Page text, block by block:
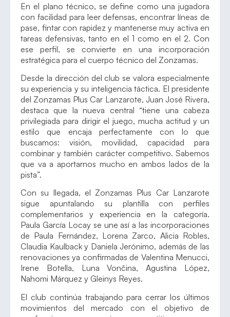
En el plano técnico, se define como una jugadora
con facilidad para leer defensas, encontrar líneas de
pase, fintar con rapidez y mantenerse muy activa en
tareas defensivas, tanto en el 1 como en el 2. Con
ese perfil, se convierte en una incorporación
estratégica para el cuerpo técnico del Zonzamas.
Desde la dirección del club se valora especialmente
su experiencia y su inteligencia táctica. El presidente
del Zonzamas Plus Car Lanzarote, Juan José Rivera,
destaca que la nueva central “tiene una cabeza
privilegiada para dirigir el juego, mucha actitud y un
estilo que encaja perfectamente con lo que
buscamos: visión, movilidad, capacidad para
combinar y también carácter competitivo. Sabemos
que va a aportarnos mucho en ambos lados de la
pista”.
Con su llegada, el Zonzamas Plus Car Lanzarote
sigue apuntalando su plantilla con perfiles
complementarios y experiencia en la categoría.
Paula García Locay se une así a las incorporaciones
de Paula Fernández, Lorena Zarco, Alicia Robles,
Claudia Kaulback y Daniela Jerónimo, además de las
renovaciones ya confirmadas de Valentina Menucci,
Irene Botella, Luna Vončina, Agustina López,
Nahomi Márquez y Gleinys Reyes.
El club continúa trabajando para cerrar los últimos
movimientos del mercado con el objetivo de